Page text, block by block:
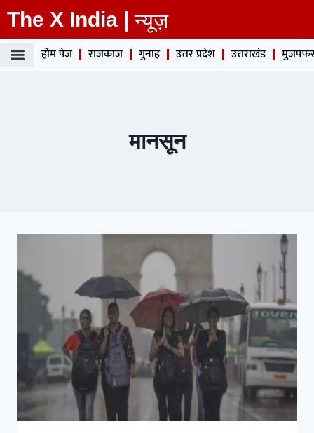
The X India | न्यूज़
होम पेज राजकाज गुनाह उत्तर प्रदेश उत्तराखंड
मानसून